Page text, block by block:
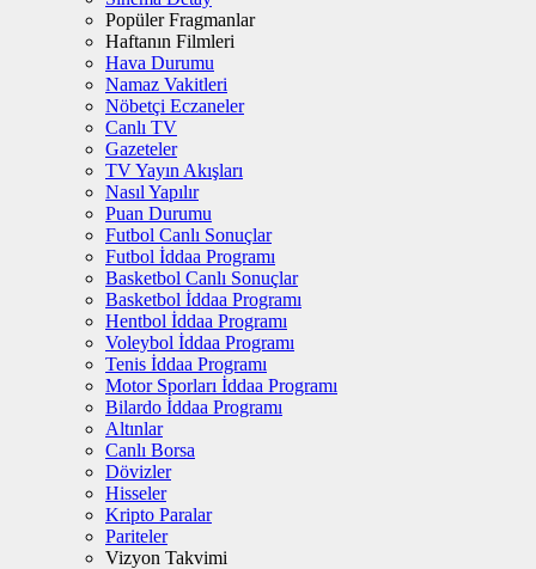
Popüler Fragmanlar
Haftanın Filmleri
Hava Durumu
Namaz Vakitleri
Nöbetçi Eczaneler
Canlı TV
Gazeteler
TV Yayın Akışları
Nasıl Yapılır
Puan Durumu
Futbol Canlı Sonuçlar
Futbol İddaa Programı
Basketbol Canlı Sonuçlar
Basketbol İddaa Programı
Hentbol İddaa Programı
Voleybol İddaa Programı
Tenis İddaa Programı
Motor Sporları İddaa Programı
Bilardo İddaa Programı
Altınlar
Canlı Borsa
Dövizler
Hisseler
Kripto Paralar
Pariteler
Vizyon Takvimi